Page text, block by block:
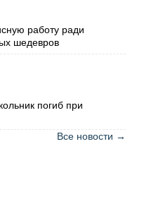
работу ради
шедевров
погиб при
Все новости →